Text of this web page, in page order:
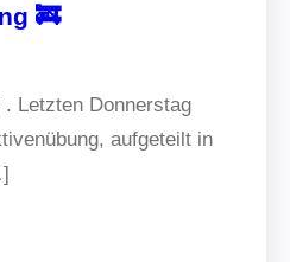
🚒
Letzten Donnerstag
aufgeteilt in